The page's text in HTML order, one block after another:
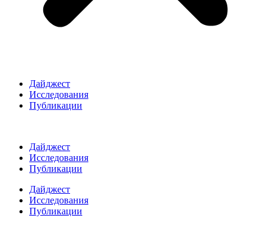
Дайджест
Исследования
Публикации
Дайджест
Исследования
Публикации
Дайджест
Исследования
Публикации